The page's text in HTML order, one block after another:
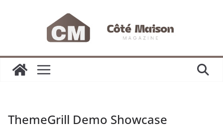
ThemeGrill Demo Showcase